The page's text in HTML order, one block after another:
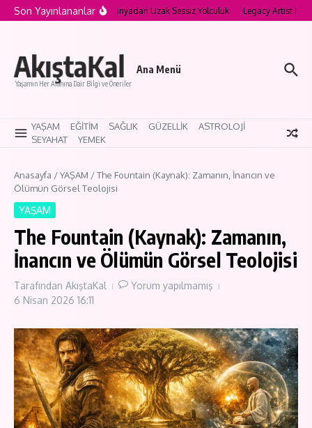
İçeriğe atla
Son Yayınlananlar
Saklı Köyleri: Modern Dünyadan Uzak Sessiz Yolculuk Legacy Artist
AkıştaKal
Yaşamın Her Alanına Dair Bilgi ve Öneriler
Ana Menü
YAŞAM EĞİTİM SAĞLIK GÜZELLİK
ASTROLOJİ
SEYAHAT
YEMEK
Anasayfa /YAŞAM /The Fountain (Kaynak): Zamanın, İnancın ve
Ölümün Görsel Teolojisi
YAŞAM
The Fountain (Kaynak): Zamanın,
İnancın ve Ölümün Görsel Teolojisi
Tarafından AkıştaKal
Yorum yapılmamış
6 Nisan 2026 16:11